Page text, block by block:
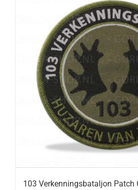
103 Verkenningsbataljon Patch